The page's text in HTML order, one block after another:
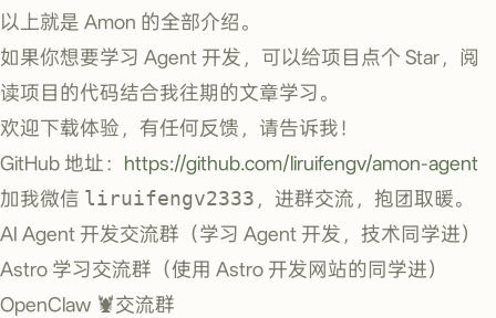
以上就是 Amon 的全部介绍。
如果你想要学习 Agent 开发，可以给项目点个 Star，阅
读项目的代码结合我往期的文章学习。
欢迎下载体验，有任何反馈，请告诉我！
GitHub 地址： https://github.com/liruifengv/amon-agent
加我微信 liruifengv2333 ，进群交流，抱团取暖。
AI Agent 开发交流群（学习 Agent 开发，技术同学进）
Astro 学习交流群（使用 Astro 开发网站的同学进）
OpenClaw 🦞交流群